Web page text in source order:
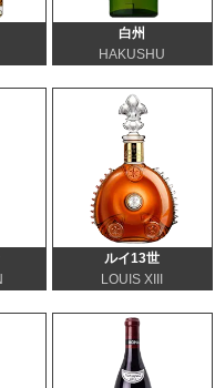
白州
HAKUSHU
ルイ13世
LOUIS XIII